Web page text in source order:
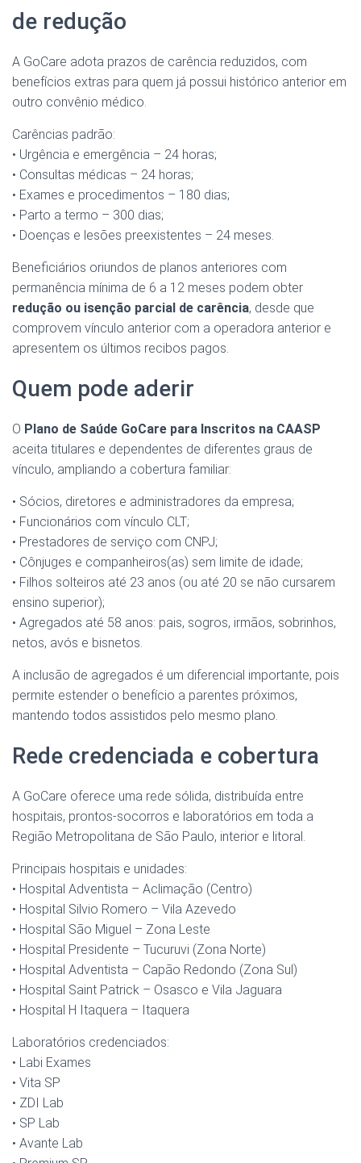
de redução
A GoCare adota prazos de carência reduzidos, com
benefícios extras para quem já possui histórico anterior em
outro convênio médico.
Carências padrão:
• Urgência e emergência – 24 horas;
• Consultas médicas – 24 horas;
• Exames e procedimentos – 180 dias;
• Parto a termo – 300 dias;
• Doenças e lesões preexistentes – 24 meses.
Beneficiários oriundos de planos anteriores com
permanência mínima de 6 a 12 meses podem obter
redução ou isenção parcial de carência, desde que
comprovem vínculo anterior com a operadora anterior e
apresentem os últimos recibos pagos.
Quem pode aderir
O Plano de Saúde GoCare para Inscritos na CAASP
aceita titulares e dependentes de diferentes graus de
vínculo, ampliando a cobertura familiar:
• Sócios, diretores e administradores da empresa;
• Funcionários com vínculo CLT;
• Prestadores de serviço com CNPJ;
• Cônjuges e companheiros(as) sem limite de idade;
• Filhos solteiros até 23 anos (ou até 20 se não cursarem
ensino superior);
• Agregados até 58 anos: pais, sogros, irmãos, sobrinhos,
netos, avós e bisnetos.
A inclusão de agregados é um diferencial importante, pois
permite estender o benefício a parentes próximos,
mantendo todos assistidos pelo mesmo plano.
Rede credenciada e cobertura
A GoCare oferece uma rede sólida, distribuída entre
hospitais, prontos-socorros e laboratórios em toda a
Região Metropolitana de São Paulo, interior e litoral.
Principais hospitais e unidades:
• Hospital Adventista – Aclimação (Centro)
• Hospital Silvio Romero – Vila Azevedo
• Hospital São Miguel – Zona Leste
• Hospital Presidente – Tucuruvi (Zona Norte)
• Hospital Adventista – Capão Redondo (Zona Sul)
• Hospital Saint Patrick – Osasco e Vila Jaguara
• Hospital H Itaquera – Itaquera
Laboratórios credenciados:
• Labi Exames
• Vita SP
• ZDI Lab
• SP Lab
• Avante Lab